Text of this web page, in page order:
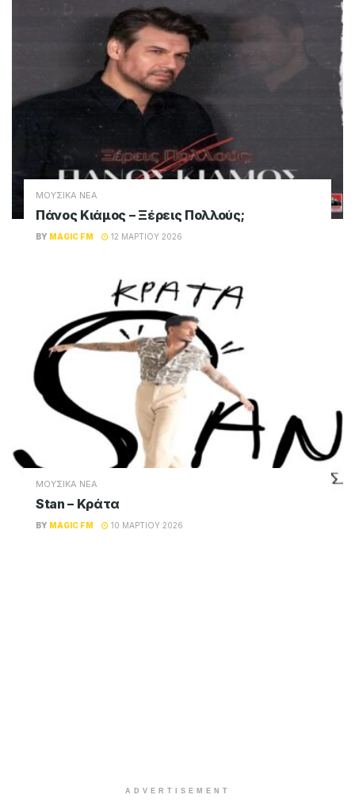
ΜΟΥΣΙΚΑ ΝΕΑ
Πάνος Κιάμος – Ξέρεις Πολλούς;
BY MAGIC FM 12 ΜΑΡΤΊΟΥ 2026
ΜΟΥΣΙΚΑ ΝΕΑ
Stan – Κράτα
BY MAGIC FM 10 ΜΑΡΤΊΟΥ 2026
ADVERTISEMENT